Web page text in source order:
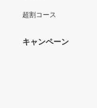
超割コース
キャンペーン